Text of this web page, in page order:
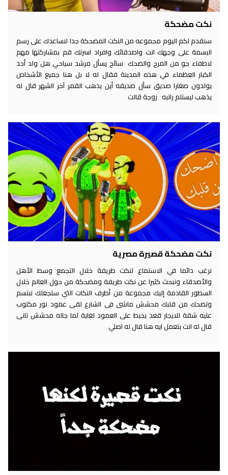
نكت مضحكة
سنقدم لكم اليوم مجموعه من النكت المضحكة جدا لنساعدك على رسم
البسمة على وجهك انت واصدقائك وافراد اسرتك قم بمشاركتها مهم
لاطفاء جو من المرح والضحك سائح يسأل مرشد سياحي هل ولد أحد
الكبار العظماء في هذه المدينة فقال له لا بل هنا جميع الأشخاص
يولدون صغارا صديق سأل صديقه أين يذهب القمر آخر الشهر قال له
يذهب ليستلم راتبه زوجة قالت
نكت مضحكة قصيرة مصرية
نرغب دائما في الاستماع لنكت طريفة خلال التجمع وسط الأهل
والأصدقاء ونبحث كثيرا عن نكت طريفة ومضحكة من حول العالم خلال
السطور القادمة إليك مجموعة من أطرف النكات التي ستجعلك تبتسم
وتضحك من قلبك محشش ماشى فى الشارع لقى عمود نور مكتوب
عليه شقة للايجار قعد يخبط على العمود لغاية لما جاله محشش تانى
قال له انت بتعمل ايه هنا قال له اصلي